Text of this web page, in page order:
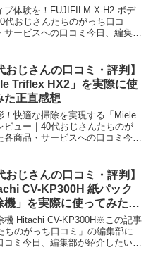
直感想
ブ体験を！FUJIFILM X-H2 ボデ
おじさんたちのがっち口コ
ービスへの口コミ今日、編集部
おじさんの口コミ・評判】
Triflex HX2」を実際に使
た正直感想
快適な掃除を実現する「Miele
ュー｜40代おじさんたちのが
各商品・サービスへの口コミ今
おじさんの口コミ・評判】
CV-KP300H 紙パック
機」を実際に使ってみた正
機 Hitachi CV-KP300H※この記事
ちのがっち口コミ」の編集部に
ミ今日、編集部が紹介したいの